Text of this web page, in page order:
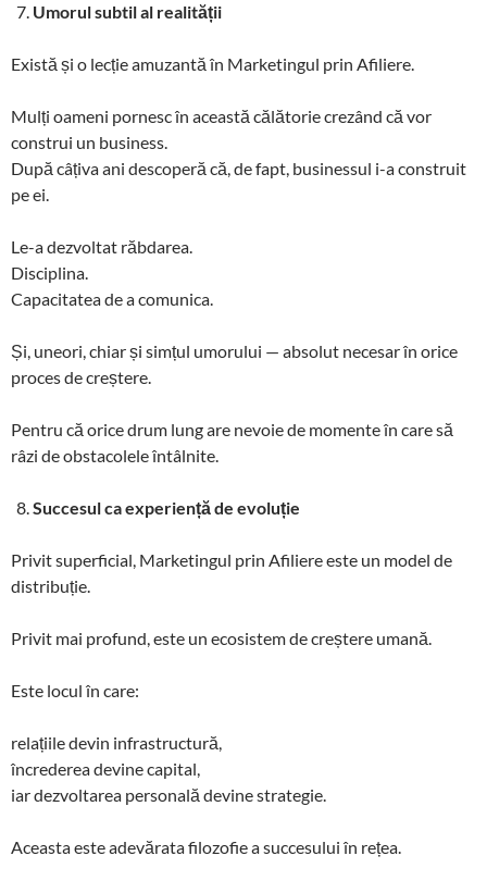
Umorul subtil al realității
Există și o lecție amuzantă în Marketingul prin Afiliere.
Mulți oameni pornesc în această călătorie crezând că vor
construi un business.
După câțiva ani descoperă că, de fapt, businessul i-a construit
pe ei.
Le-a dezvoltat răbdarea.
Disciplina.
Capacitatea de a comunica.
Și, uneori, chiar și simțul umorului — absolut necesar în orice
proces de creștere.
Pentru că orice drum lung are nevoie de momente în care să
râzi de obstacolele întâlnite.
Succesul ca experiență de evoluție
Privit superficial, Marketingul prin Afiliere este un model de
distribuție.
Privit mai profund, este un ecosistem de creștere umană.
Este locul în care:
relațiile devin infrastructură,
încrederea devine capital,
iar dezvoltarea personală devine strategie.
Aceasta este adevărata filozofie a succesului în rețea.